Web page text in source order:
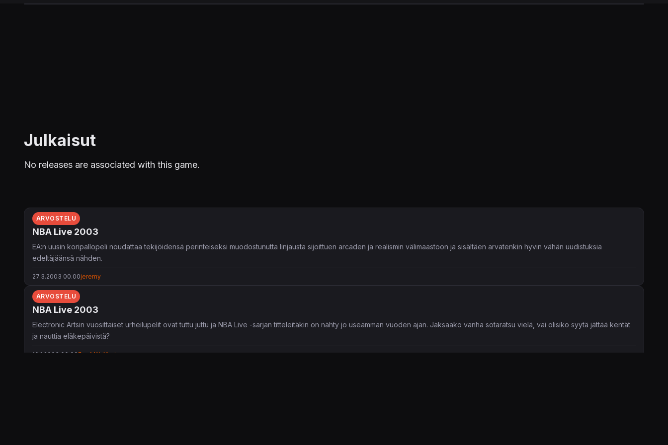
Julkaisut
No releases are associated with this game.
ARVOSTELU
NBA Live 2003
EA:n uusin koripallopeli noudattaa tekijöidensä perinteiseksi muodostunutta linjausta sijoittuen arcaden ja realismin välimaastoon ja sisältäen arvatenkin hyvin vähän uudistuksia
edeltäjäänsä nähden.
27.3.2003 00.00jeremy
ARVOSTELU
NBA Live 2003
Electronic Artsin vuosittaiset urheilupelit ovat tuttu juttu ja NBA Live -sarjan titteleitäkin on nähty jo useamman vuoden ajan. Jaksaako vanha sotaratsu vielä, vai olisiko syytä jättää kentät
ja nauttia eläkepäivistä?
10.1.2003 00.00Esa Mäkijärvi